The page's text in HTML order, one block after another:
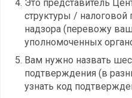
Это представитель
структуры /
надзора (перевожу
уполномоченных
Вам нужно назвать
подтверждения (в
узнать код